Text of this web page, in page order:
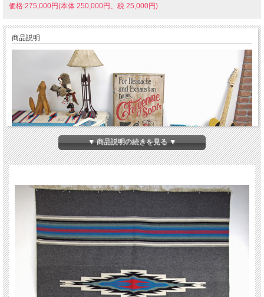
価格:275,000円(本体 250,000円、税 25,000円)
商品説明
先祖代々8代に渡って、アメリカ合衆国のニューメ
キシコ州チマヨで、昔ながらの製法でこつこつと
作り続けられている、手織りのチマヨブランケッ
トです。
▼ 商品説明の続きを見る ▼